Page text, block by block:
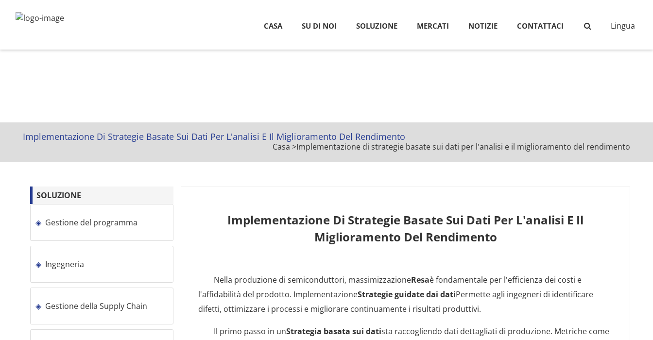
CASA SU DI NOI SOLUZIONE MERCATI NOTIZIE CONTATTACI Lingua
Implementazione Di Strategie Basate Sui Dati Per L'analisi E Il Miglioramento Del Rendimento
Casa >Implementazione di strategie basate sui dati per l'analisi e il miglioramento del rendimento
Implementazione Di Strategie Basate Sui Dati Per L'analisi E Il
Miglioramento Del Rendimento
Nella produzione di semiconduttori, massimizzazioneResaè fondamentale per l'efficienza dei costi e
l'affidabilità del prodotto. ImplementazioneStrategie guidate dai datiPermette agli ingegneri di identificare
difetti, ottimizzare i processi e migliorare continuamente i risultati produttivi.
Il primo passo in unStrategia basata sui datista raccogliendo dati dettagliati di produzione. Metriche come
SOLUZIONE
Gestione del programma
Ingegneria
Gestione della Supply Chain